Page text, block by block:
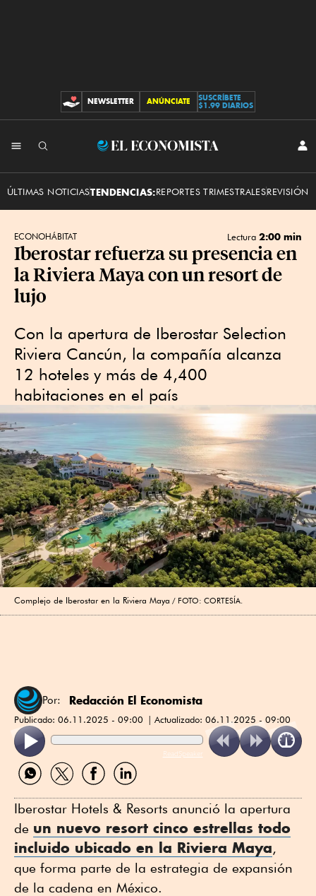
CONTRIBUCIONES
NEWSLETTER ANÚNCIATE
SUSCRÍBETE
$1.99 DIARIOS
El
ÚLTIMAS NOTICIASTENDENCIAS:REPORTES TRIMESTRALESREVISIÓN
ECONOHÁBITAT Lectura 2:00 min
Iberostar refuerza su presencia en
la Riviera Maya con un resort de
lujo
Con la apertura de Iberostar Selection
Riviera Cancún, la compañía alcanza
12 hoteles y más de 4,400
habitaciones en el país
Complejo de Iberostar en la Riviera Maya FOTO: CORTESÍA.
Por: Redacción El Economista
Publicado: 06.11.2025 - 09:00 Actualizado: 06.11.2025 - 09:00
ReadSpeaker
Compartir
por
Compartir
por
Compartir
por
Compartir
por
Iberostar Hotels & Resorts anunció la apertura
de un nuevo resort cinco estrellas todo
incluido ubicado en la Riviera Maya,
que forma parte de la estrategia de expansión
de la cadena en México.